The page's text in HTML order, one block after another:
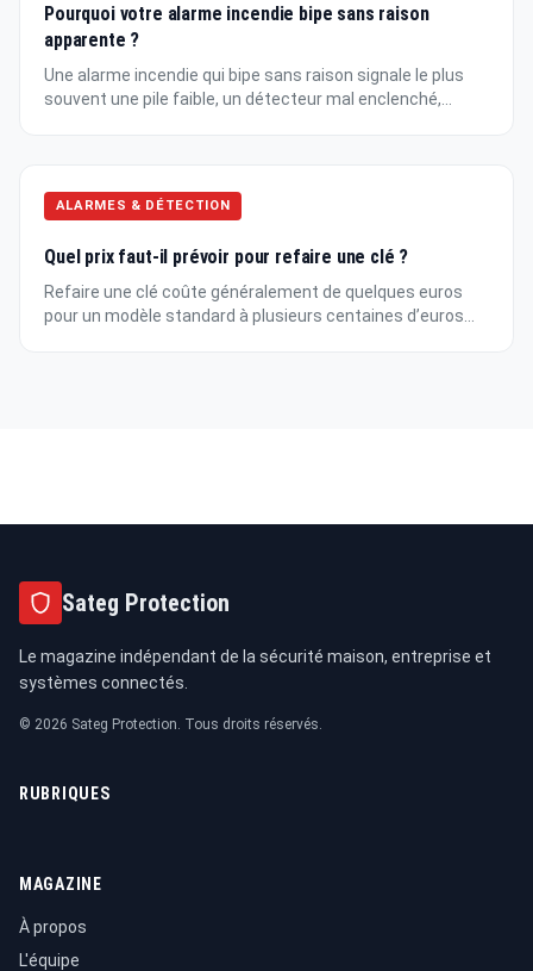
Pourquoi votre alarme incendie bipe sans raison
apparente ?
Une alarme incendie qui bipe sans raison signale le plus
souvent une pile faible, un détecteur mal enclenché,...
ALARMES & DÉTECTION
Quel prix faut-il prévoir pour refaire une clé ?
Refaire une clé coûte généralement de quelques euros
pour un modèle standard à plusieurs centaines d’euros...
Sateg Protection
Le magazine indépendant de la sécurité maison, entreprise et
systèmes connectés.
© 2026 Sateg Protection. Tous droits réservés.
RUBRIQUES
MAGAZINE
À propos
L'équipe